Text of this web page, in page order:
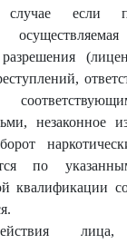
если
разрешения
незаконное
по
квалификации
лица,